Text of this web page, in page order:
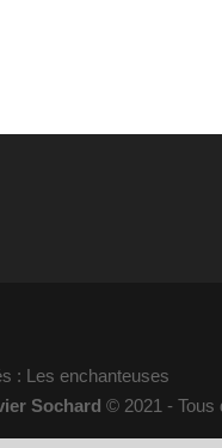
: Les enchanteuses
Sochard© 2021 - Tous